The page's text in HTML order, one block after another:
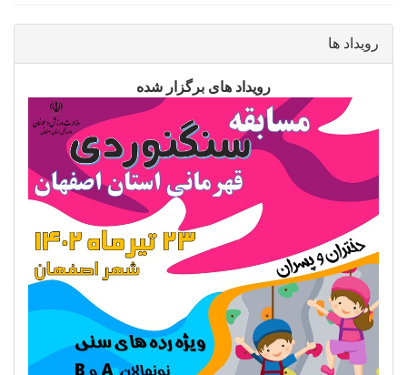
رویداد ها
رویداد های برگزار شده